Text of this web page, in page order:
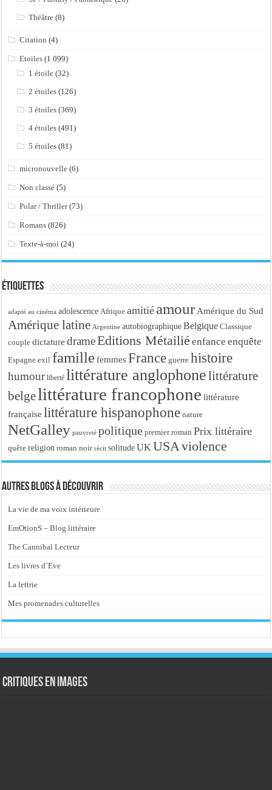
Théâtre (8)
Citation (4)
Etoiles (1 099)
1 étoile (32)
2 étoiles (126)
3 étoiles (369)
4 étoiles (491)
5 étoiles (81)
micronouvelle (6)
Non classé (5)
Polar / Thriller(73)
Romans (826)
Texte-à-moi (24)
Étiquettes
adapté au cinéma adolescence Afrique amitié amour Amérique du Sud
Amérique latine Argentine autobiographique Belgique Classique
couple dictature drameEditions Métailié enfance enquête
Espagne exil famille femmes France guerre histoire
humour liberté littérature anglophonelittérature
belgelittérature francophone littérature
française littérature hispanophone nature
NetGalley pauvreté politique premier roman Prix littéraire
quête religion roman noir récit solitude UK USAviolence
Autres blogs à découvrir
La vie de ma voix intérieure
EmOtionS – Blog littéraire
The Cannibal Lecteur
Les livres d’Eve
La lettrie
Mes promenades culturelles
Critiques en images